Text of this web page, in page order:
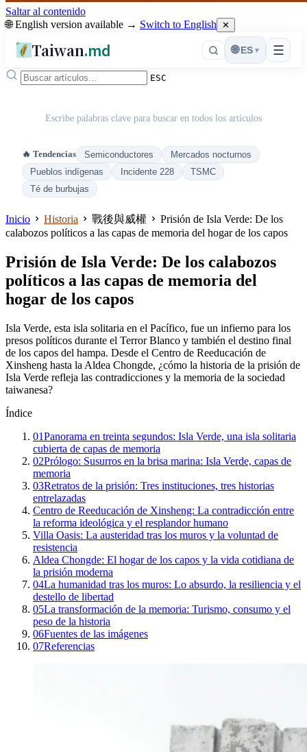
Saltar al contenido
🌐 English version available → Switch to English ✕
Taiwan.md ☰
🌐 ES ▾
ESC
Escribe palabras clave para buscar en todos los artículos
🔥 Tendencias Semiconductores
Mercados nocturnos
Pueblos indígenas
Incidente 228
TSMC
Té de burbujas
Inicio Historia 戰後與威權
Prisión de Isla Verde: De los
calabozos políticos a las capas de memoria del hogar de los capos
Prisión de Isla Verde: De los calabozos
políticos a las capas de memoria del
hogar de los capos
Isla Verde, esta isla solitaria en el Pacífico, fue un infierno para los
presos políticos durante el Terror Blanco y también el destino final
de los capos del hampa. Desde el Centro de Reeducación de
Xinsheng hasta la Aldea Chongde, ¿cómo la historia de la prisión de
Isla Verde refleja las contradicciones y la memoria de la sociedad
taiwanesa?
Índice
01Panorama en treinta segundos: Isla Verde, una isla solitaria
cubierta de capas de memoria
02Prólogo: Susurros en la brisa marina: Isla Verde, capas de
memoria
03Retratos de la prisión: Tres instituciones, tres historias
entrelazadas
Centro de Reeducación de Xinsheng: La contradicción entre
la reforma ideológica y el resplandor humano
Villa Oasis: La austeridad tras los muros y la voluntad de
resistencia
Aldea Chongde: El hogar de los capos y la vida cotidiana de
la prisión moderna
04La humanidad tras los muros: Lo absurdo, la resiliencia y el
destello de libertad
05La transformación de la memoria: Turismo, consumo y el
peso de la historia
06Fuentes de las imágenes
07Referencias